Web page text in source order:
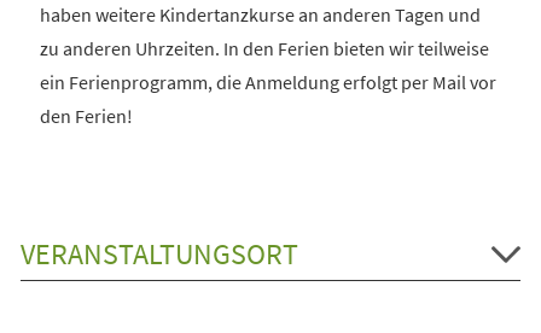
haben weitere Kindertanzkurse an anderen Tagen und
zu anderen Uhrzeiten. In den Ferien bieten wir teilweise
ein Ferienprogramm, die Anmeldung erfolgt per Mail vor
den Ferien!
VERANSTALTUNGSORT